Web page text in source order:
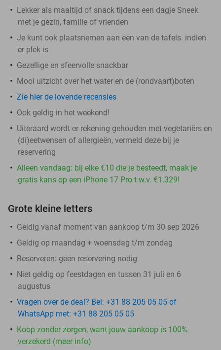
Lekker als maaltijd of snack tijdens een dagje Sneek
met je gezin, familie of vrienden
Je kunt ook plaatsnemen aan een van de tafels. indien
er plek is
Gezellige en sfeervolle snackbar
Mooi uitzicht over het water en de (rondvaart)boten
Zie hier de lovende recensies
Ook geldig in het weekend!
Uiteraard wordt er rekening gehouden met vegetariërs en
(di)eetwensen of allergieën, vermeld deze bij je
reservering
Alleen vandaag: bij elke €10 die je besteedt, maak je
gratis kans op een iPhone 17 Pro t.w.v. €1.329!
Grote kleine letters
Geldig vanaf moment van aankoop t/m 30 sep 2026
Geldig op maandag + woensdag t/m zondag
Reserveren: geen reservering nodig
Niet geldig op feestdagen en tussen 31 juli en 6
augustus
Vragen over de deal? Bel: +31 88 205 05 05 of
WhatsApp met: +31 88 205 05 05
Koop zonder zorgen, want jouw aankoop is 100%
verzekerd (meer info)